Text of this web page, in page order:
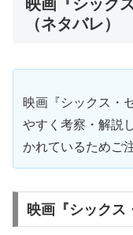
映画『シック
（ネタバレ）
映画『シックス・
やすく考察・解説
かれているためご
映画『シックス